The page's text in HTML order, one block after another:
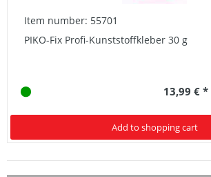
Item number: 55701
PIKO-Fix Profi-Kunststoffkleber 30 g
13,99 € *
Add to shopping cart